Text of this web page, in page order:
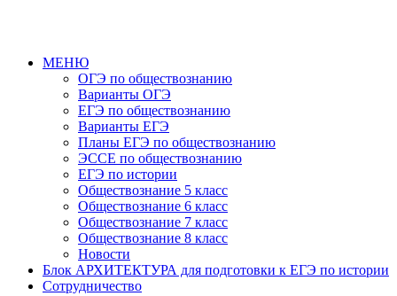
МЕНЮ
ОГЭ по обществознанию
Варианты ОГЭ
ЕГЭ по обществознанию
Варианты ЕГЭ
Планы ЕГЭ по обществознанию
ЭССЕ по обществознанию
ЕГЭ по истории
Обществознание 5 класс
Обществознание 6 класс
Обществознание 7 класс
Обществознание 8 класс
Новости
Блок АРХИТЕКТУРА для подготовки к ЕГЭ по истории
Сотрудничество